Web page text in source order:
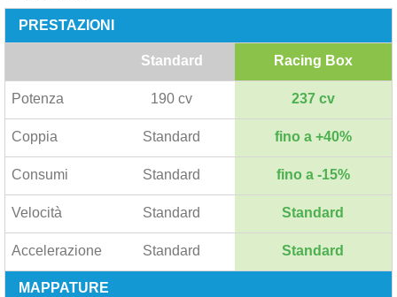
PRESTAZIONI
Standard Racing Box
Potenza 190 cv 237 cv
Coppia Standard fino a +40%
Consumi Standard fino a -15%
Velocità Standard Standard
Accelerazione Standard Standard
MAPPATURE